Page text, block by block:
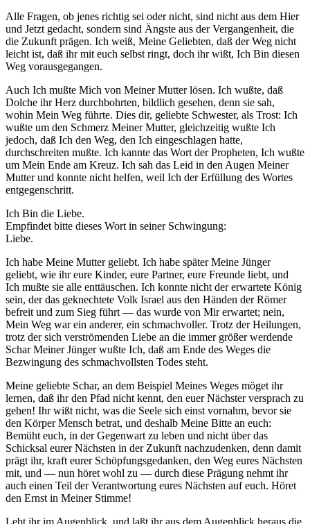
Alle Fragen, ob jenes richtig sei oder nicht, sind nicht aus dem Hier
und Jetzt gedacht, sondern sind Ängste aus der Vergangenheit, die
die Zukunft prägen. Ich weiß, Meine Geliebten, daß der Weg nicht
leicht ist, daß ihr mit euch selbst ringt, doch ihr wißt, Ich Bin diesen
Weg vorausgegangen.
Auch Ich mußte Mich von Meiner Mutter lösen. Ich wußte, daß
Dolche ihr Herz durchbohrten, bildlich gesehen, denn sie sah,
wohin Mein Weg führte. Dies dir, geliebte Schwester, als Trost: Ich
wußte um den Schmerz Meiner Mutter, gleichzeitig wußte Ich
jedoch, daß Ich den Weg, den Ich eingeschlagen hatte,
durchschreiten mußte. Ich kannte das Wort der Propheten, Ich wußte
um Mein Ende am Kreuz. Ich sah das Leid in den Augen Meiner
Mutter und konnte nicht helfen, weil Ich der Erfüllung des Wortes
entgegenschritt.
Ich Bin die Liebe.
Empfindet bitte dieses Wort in seiner Schwingung:
Liebe.
Ich habe Meine Mutter geliebt. Ich habe später Meine Jünger
geliebt, wie ihr eure Kinder, eure Partner, eure Freunde liebt, und
Ich mußte sie alle enttäuschen. Ich konnte nicht der erwartete König
sein, der das geknechtete Volk Israel aus den Händen der Römer
befreit und zum Sieg führt — das wurde von Mir erwartet; nein,
Mein Weg war ein anderer, ein schmachvoller. Trotz der Heilungen,
trotz der sich verströmenden Liebe an die immer größer werdende
Schar Meiner Jünger wußte Ich, daß am Ende des Weges die
Bezwingung des schmachvollsten Todes steht.
Meine geliebte Schar, an dem Beispiel Meines Weges möget ihr
lernen, daß ihr den Pfad nicht kennt, den euer Nächster versprach zu
gehen! Ihr wißt nicht, was die Seele sich einst vornahm, bevor sie
den Körper Mensch betrat, und deshalb Meine Bitte an euch:
Bemüht euch, in der Gegenwart zu leben und nicht über das
Schicksal eurer Nächsten in der Zukunft nachzudenken, denn damit
prägt ihr, kraft eurer Schöpfungsgedanken, den Weg eures Nächsten
mit, und — nun höret wohl zu — durch diese Prägung nehmt ihr
auch einen Teil der Verantwortung eures Nächsten auf euch. Höret
den Ernst in Meiner Stimme!
Lebt ihr im Augenblick, und laßt ihr aus dem Augenblick heraus die